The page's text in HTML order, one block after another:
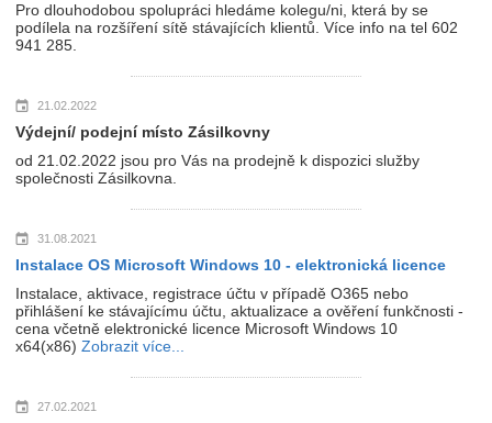
Pro dlouhodobou spolupráci hledáme kolegu/ni, která by se
podílela na rozšíření sítě stávajících klientů. Více info na tel 602
941 285.
21.02.2022
Výdejní/ podejní místo Zásilkovny
od 21.02.2022 jsou pro Vás na prodejně k dispozici služby
společnosti Zásilkovna.
31.08.2021
Instalace OS Microsoft Windows 10 - elektronická licence
Instalace, aktivace, registrace účtu v případě O365 nebo
přihlášení ke stávajícímu účtu, aktualizace a ověření funkčnosti -
cena včetně elektronické licence Microsoft Windows 10
x64(x86) Zobrazit více...
27.02.2021